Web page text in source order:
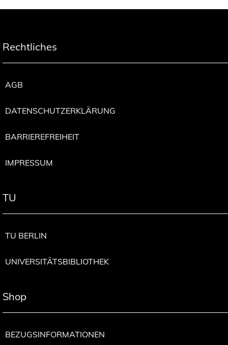
Rechtliches
AGB
DATENSCHUTZERKLÄRUNG
BARRIEREFREIHEIT
IMPRESSUM
TU
TU BERLIN
UNIVERSITÄTSBIBLIOTHEK
Shop
BEZUGSINFORMATIONEN